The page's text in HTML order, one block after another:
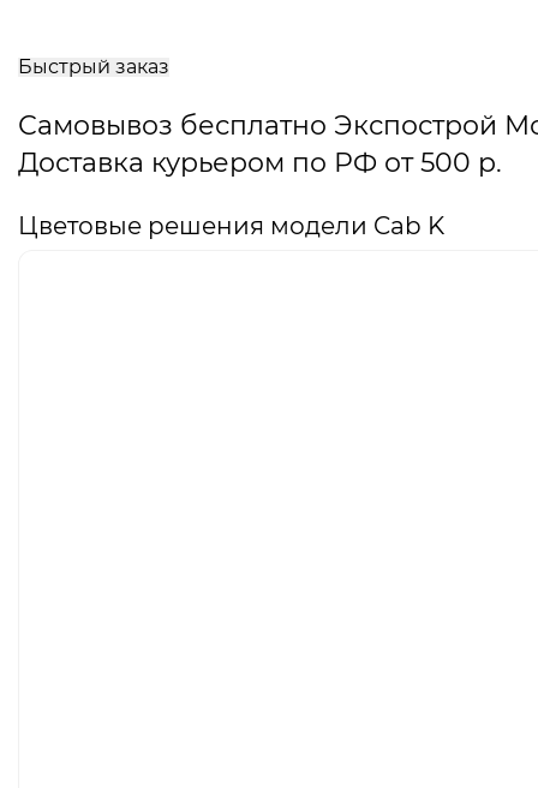
Быстрый заказ
Самовывоз бесплатно Экспострой
Доставка курьером по РФ от 500 р.
Цветовые решения модели Cab K